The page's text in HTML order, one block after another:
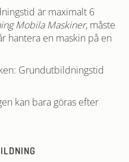
är maximalt 6
Mobila Maskiner, måste
hantera en maskin på en
Grundutbildningstid
kan bara göras efter